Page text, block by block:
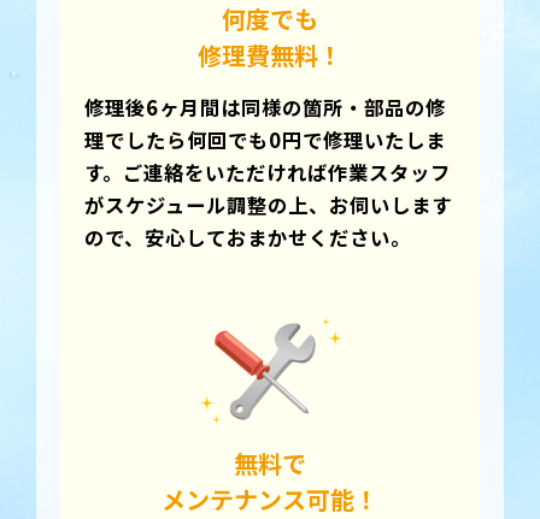
何度でも
修理費無料！
修理後6ヶ月間は同様の箇所・部品の修
理でしたら何回でも0円で修理いたしま
す。ご連絡をいただければ作業スタッフ
がスケジュール調整の上、お伺いします
ので、安心しておまかせください。
無料で
メンテナンス可能！